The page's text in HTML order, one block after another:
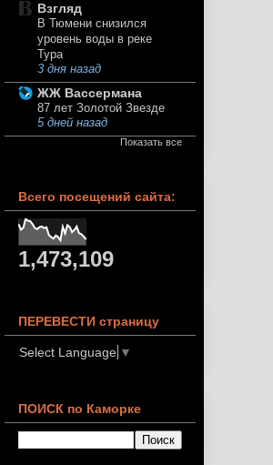
Взгляд
В Тюмени снизился
уровень воды в реке
Тура
3 дня назад
ЖЖ Вассермана
87 лет Золотой Звезде
5 дней назад
Показать все
Всего посещений сайта:
1,473,109
ПЕРЕВЕСТИ страницу
Select Language ▼
ПОИСК по Каморке